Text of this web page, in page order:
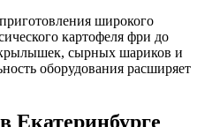
широкого
картофеля фри до
сырных шариков и
оборудования расширяет
Екатеринбурге